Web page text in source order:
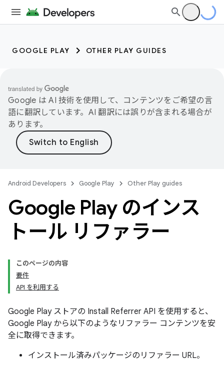
GOOGLE PLAY OTHER PLAY GUIDES
Google は AI 技術を使用して、コンテンツをご希望の言
語に翻訳しています。AI 翻訳には誤りが含まれる場合が
あります。
Android Developers Google Play Other Play guides
Google Play のインス
トール リファラー
このページの内容
要件
API を利用する
Google Play ストアの Install Referrer API を使用すると、
Google Play から以下のようなリファラー コンテンツを安
全に取得できます。
インストール済みパッケージのリファラー URL。